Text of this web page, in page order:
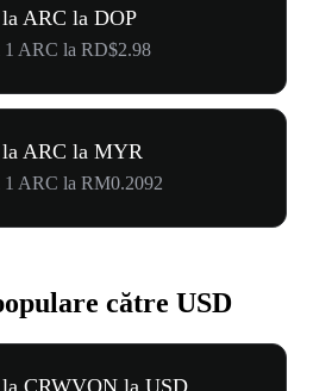
ARC la DOP
1 ARC la RD$2.98
la ARC la MYR
1 ARC la RM0.2092
către USD
la CRWVON la USD